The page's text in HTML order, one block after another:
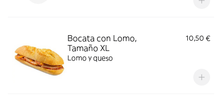
Bocata con Lomo,
Tamaño XL
10,50 €
Lomo y queso